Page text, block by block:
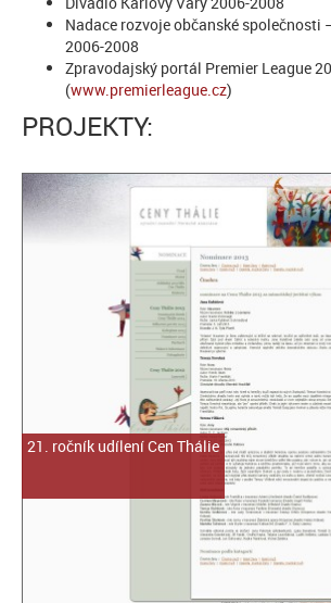
Nadace rozvoje občanské společnosti
2006-2008
Zpravodajský portál Premier League
(www.premierleague.cz)
PROJEKTY:
21. ročník udílení Cen Thálie